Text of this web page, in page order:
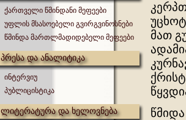
ქართველი წმინდანი მეფეები
უფლის მსასოებელი გვირგვინოსნები
წმინდა მართლმადიდებელი მეფეები
პრესა და ანალიტიკა
ინტერვიუ
პუბლიცისტიკა
ლიტერატურა და ხელოვნება
მათ